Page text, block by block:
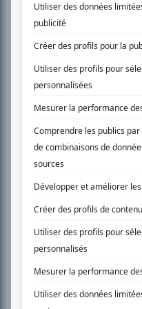
SUR LE RÉSEAU BIZZ MÉDIA
Accueil
Liste des oeuvres
Liste des comédiens
Recherche avancée
À propos
Nous contacter
Termes et conditions
Politique de confidentialité